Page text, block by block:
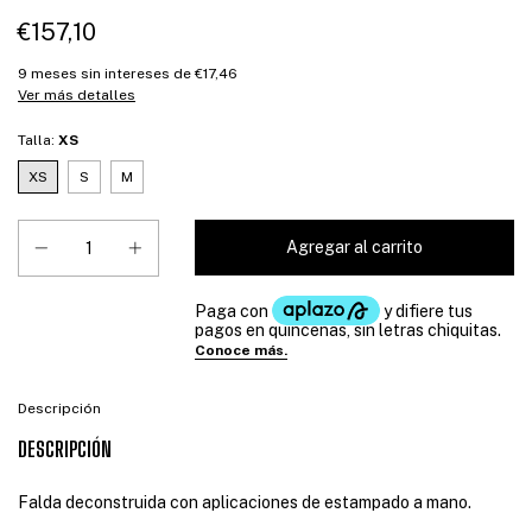
€157,10
9 meses sin intereses de €17,46
Ver más detalles
Talla: XS
XS S M
Descripción
DESCRIPCIÓN
Falda deconstruida con aplicaciones de estampado a mano.